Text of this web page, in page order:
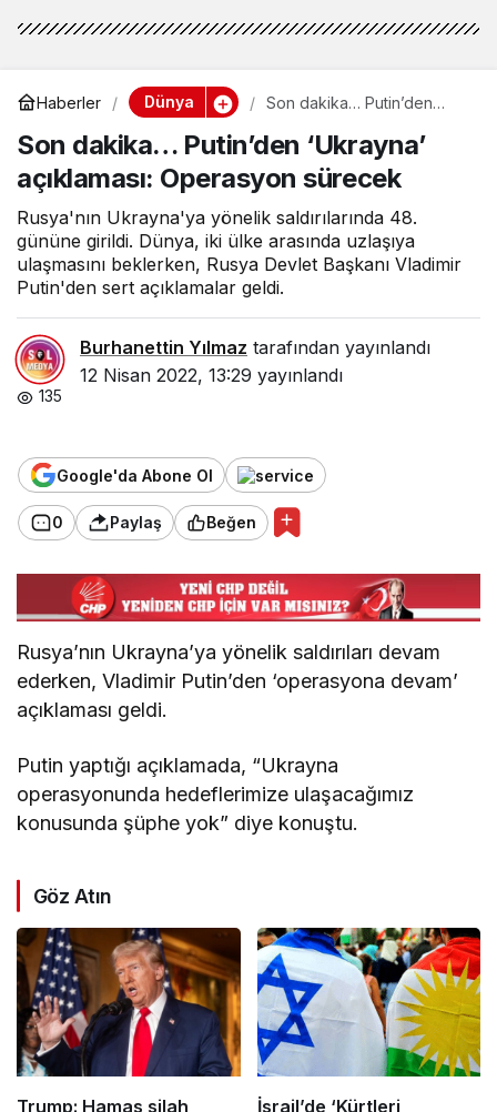
Haberler Dünya
Son dakika… Putin’den
Operasyon sürecek
Son dakika… Putin’den ‘Ukrayna’
açıklaması: Operasyon sürecek
Rusya'nın Ukrayna'ya yönelik saldırılarında 48.
gününe girildi. Dünya, iki ülke arasında uzlaşıya
ulaşmasını beklerken, Rusya Devlet Başkanı Vladimir
Putin'den sert açıklamalar geldi.
Burhanettin Yılmaz tarafından yayınlandı
12 Nisan 2022, 13:29 yayınlandı
135
Google'da Abone Ol
0 Paylaş Beğen
Rusya’nın Ukrayna’ya yönelik saldırıları devam
ederken, Vladimir Putin’den ‘operasyona devam’
açıklaması geldi.
Putin yaptığı açıklamada, “Ukrayna
operasyonunda hedeflerimize ulaşacağımız
konusunda şüphe yok” diye konuştu.
Göz Atın
Trump: Hamas silah İsrail’de ‘Kürtleri